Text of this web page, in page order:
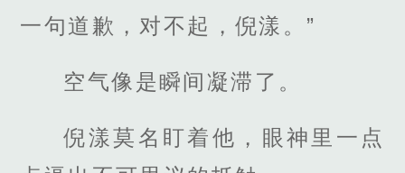
一句道歉，对不起，倪漾。”
空气像是瞬间凝滞了。
倪漾莫名盯着他，眼神里一点